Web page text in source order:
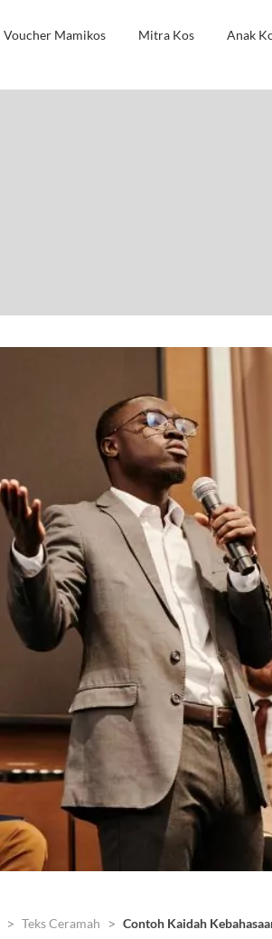
Voucher Mamikos Mitra Kos Anak
Teks Ceramah Contoh Kaidah